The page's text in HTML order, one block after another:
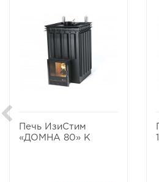
Печь ИзиСтим
«ДОМНА 80» К